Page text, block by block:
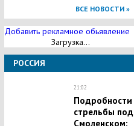
ВСЕ НОВОСТИ »
Добавить рекламное обьявление
Загрузка...
РОССИЯ
21:02
Подробности
стрельбы под
Смоленском: